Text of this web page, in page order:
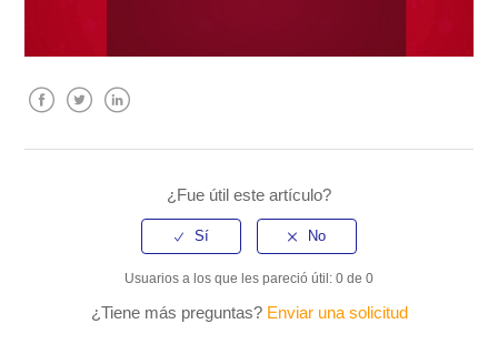
¿Fue útil este artículo?
Usuarios a los que les pareció útil: 0 de 0
¿Tiene más preguntas? Enviar una solicitud